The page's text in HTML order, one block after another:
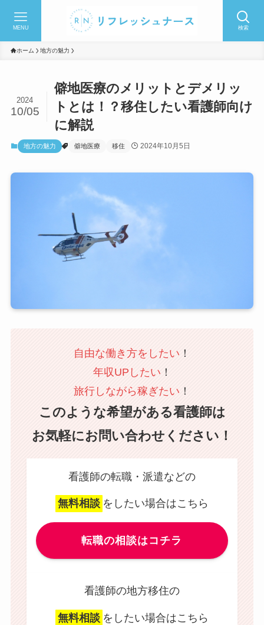
検索
MENU
ホーム 地方の魅力
僻地医療のメリットとデメリッ
トとは！？移住したい看護師向け
に解説
2024
10/05
地方の魅力 僻地医療 移住 2024年10月5日
自由な働き方をしたい ！
年収UPしたい ！
旅行しながら稼ぎたい ！
このような希望がある看護師は
お気軽にお問い合わせください！
看護師の転職・派遣などの
無料相談 をしたい場合はこちら
転職の相談はコチラ
看護師の地方移住の
無料相談 をしたい場合はこちら